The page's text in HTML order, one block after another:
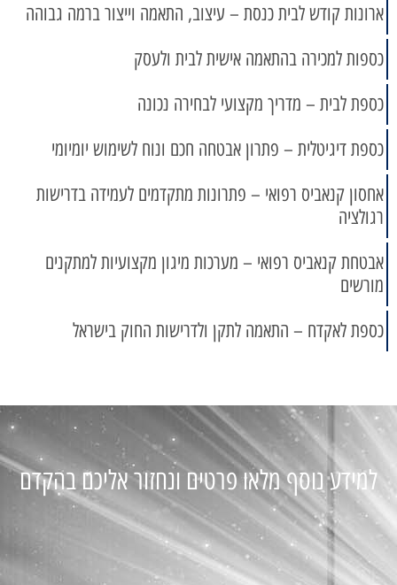
ארונות קודש לבית כנסת – עיצוב, התאמה וייצור ברמה גבוהה
כספות למכירה בהתאמה אישית לבית ולעסק
כספת לבית – מדריך מקצועי לבחירה נכונה
כספת דיגיטלית – פתרון אבטחה חכם ונוח לשימוש יומיומי
אחסון קנאביס רפואי – פתרונות מתקדמים לעמידה בדרישות
רגולציה
אבטחת קנאביס רפואי – מערכות מיגון מקצועיות למתקנים
מורשים
כספת לאקדח – התאמה לתקן ולדרישות החוק בישראל
למידע נוסף מלאו פרטים ונחזור אליכם בהקדם